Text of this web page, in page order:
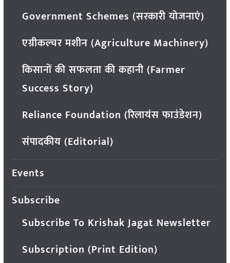
Government Schemes (सरकारी योजनाएं)
एग्रीकल्चर मशीन (Agriculture Machinery)
किसानों की सफलता की कहानी (Farmer
Success Story)
Reliance Foundation (रिलायंस फाउंडेशन)
संपादकीय (Editorial)
Events
Subscribe
Subscribe To Krishak Jagat Newsletter
Subscription (Print Edition)